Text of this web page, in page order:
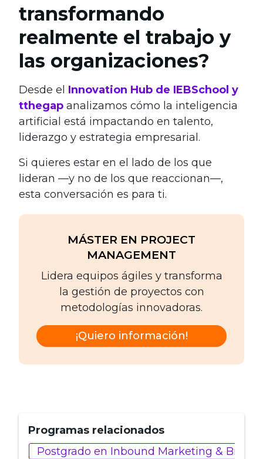
transformando
realmente el trabajo y
las organizaciones?
Desde el Innovation Hub de IEBSchool y
tthegap analizamos cómo la inteligencia
artificial está impactando en talento,
liderazgo y estrategia empresarial.
Si quieres estar en el lado de los que
lideran —y no de los que reaccionan—,
esta conversación es para ti.
MÁSTER EN PROJECT
MANAGEMENT
Lidera equipos ágiles y transforma
la gestión de proyectos con
metodologías innovadoras.
¡Quiero información!
Programas relacionados
Postgrado en Inbound Marketing &